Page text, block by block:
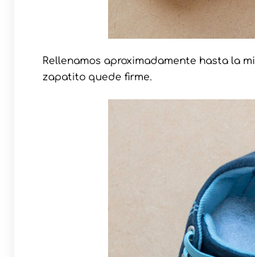
Rellenamos aproximadamente hasta la
zapatito quede firme.